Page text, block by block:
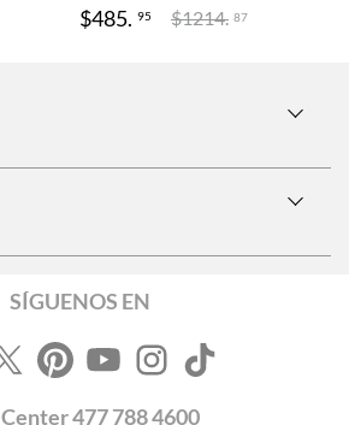
$485. 95 $1214. 87
SÍGUENOS EN
Center477 788 4600